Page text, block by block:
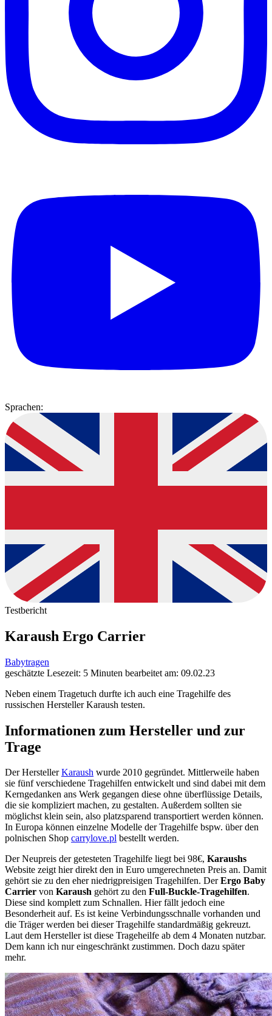
Sprachen:
Testbericht
Karaush Ergo Carrier
Babytragen
geschätzte Lesezeit: 5 Minuten bearbeitet am: 09.02.23
Neben einem Tragetuch durfte ich auch eine Tragehilfe des
russischen Hersteller Karaush testen.
Informationen zum Hersteller und zur
Trage
Der HerstellerKaraush wurde 2010 gegründet. Mittlerweile haben
sie fünf verschiedene Tragehilfen entwickelt und sind dabei mit dem
Kerngedanken ans Werk gegangen diese ohne überflüssige Details,
die sie kompliziert machen, zu gestalten. Außerdem sollten sie
möglichst klein sein, also platzsparend transportiert werden können.
In Europa können einzelne Modelle der Tragehilfe bspw. über den
polnischen Shop carrylove.pl bestellt werden.
Der Neupreis der getesteten Tragehilfe liegt bei 98€, Karaushs
Website zeigt hier direkt den in Euro umgerechneten Preis an. Damit
gehört sie zu den eher niedrigpreisigen Tragehilfen. DerErgo Baby
Carrier von Karaush gehört zu den Full-Buckle-Tragehilfen.
Diese sind komplett zum Schnallen. Hier fällt jedoch eine
Besonderheit auf. Es ist keine Verbindungsschnalle vorhanden und
die Träger werden bei dieser Tragehilfe standardmäßig gekreuzt.
Laut dem Hersteller ist diese Trageheilfe ab dem 4 Monaten nutzbar.
Dem kann ich nur eingeschränkt zustimmen. Doch dazu später
mehr.